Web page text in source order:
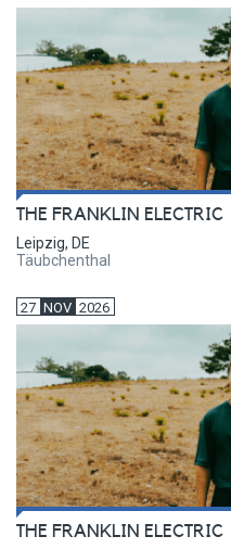
THE FRANKLIN ELECTRIC
Leipzig, DE
Täubchenthal
27 NOV 2026
THE FRANKLIN ELECTRIC